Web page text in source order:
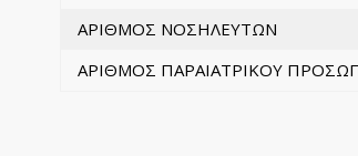
ΑΡΙΘΜΟΣ ΝΟΣΗΛΕΥΤΩΝ
ΑΡΙΘΜΟΣ ΠΑΡΑΙΑΤΡΙΚΟΥ